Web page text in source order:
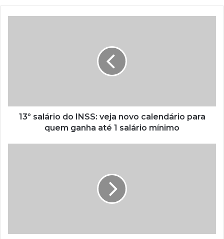
13º salário do INSS: veja novo calendário para
quem ganha até 1 salário mínimo